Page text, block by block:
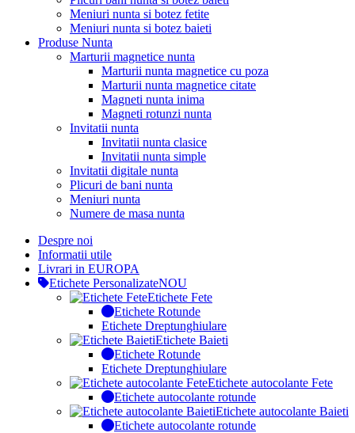
Meniuri nunta si botez fetite
Meniuri nunta si botez baieti
Produse Nunta
Marturii magnetice nunta
Marturii nunta magnetice cu poza
Marturii nunta magnetice citate
Magneti nunta inima
Magneti rotunzi nunta
Invitatii nunta
Invitatii nunta clasice
Invitatii nunta simple
Invitatii digitale nunta
Plicuri de bani nunta
Meniuri nunta
Numere de masa nunta
Despre noi
Informatii utile
Livrari in EUROPA
Etichete PersonalizateNOU
Etichete Fete
Etichete Rotunde
Etichete Dreptunghiulare
Etichete Baieti
Etichete Rotunde
Etichete Dreptunghiulare
Etichete autocolante Fete
Etichete autocolante rotunde
Etichete autocolante Baieti
Etichete autocolante rotunde